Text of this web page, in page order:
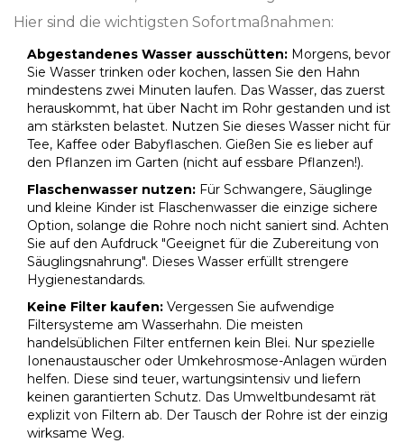
Hier sind die wichtigsten Sofortmaßnahmen:
Abgestandenes Wasser ausschütten: Morgens, bevor
Sie Wasser trinken oder kochen, lassen Sie den Hahn
mindestens zwei Minuten laufen. Das Wasser, das zuerst
herauskommt, hat über Nacht im Rohr gestanden und ist
am stärksten belastet. Nutzen Sie dieses Wasser nicht für
Tee, Kaffee oder Babyflaschen. Gießen Sie es lieber auf
den Pflanzen im Garten (nicht auf essbare Pflanzen!).
Flaschenwasser nutzen: Für Schwangere, Säuglinge
und kleine Kinder ist Flaschenwasser die einzige sichere
Option, solange die Rohre noch nicht saniert sind. Achten
Sie auf den Aufdruck "Geeignet für die Zubereitung von
Säuglingsnahrung". Dieses Wasser erfüllt strengere
Hygienestandards.
Keine Filter kaufen: Vergessen Sie aufwendige
Filtersysteme am Wasserhahn. Die meisten
handelsüblichen Filter entfernen kein Blei. Nur spezielle
Ionenaustauscher oder Umkehrosmose-Anlagen würden
helfen. Diese sind teuer, wartungsintensiv und liefern
keinen garantierten Schutz. Das Umweltbundesamt rät
explizit von Filtern ab. Der Tausch der Rohre ist der einzig
wirksame Weg.